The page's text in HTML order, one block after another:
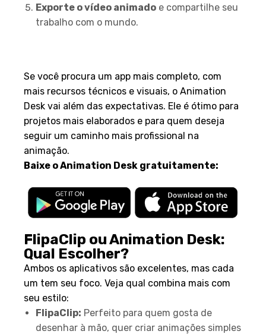
Exporte o vídeo animado e compartilhe seu
trabalho com o mundo.
Se você procura um app mais completo, com
mais recursos técnicos e visuais, o Animation
Desk vai além das expectativas. Ele é ótimo para
projetos mais elaborados e para quem deseja
seguir um caminho mais profissional na
animação.
Baixe o Animation Desk gratuitamente:
FlipaClip ou Animation Desk:
Qual Escolher?
Ambos os aplicativos são excelentes, mas cada
um tem seu foco. Veja qual combina mais com
seu estilo:
FlipaClip: Perfeito para quem gosta de
desenhar à mão, quer criar animações simples